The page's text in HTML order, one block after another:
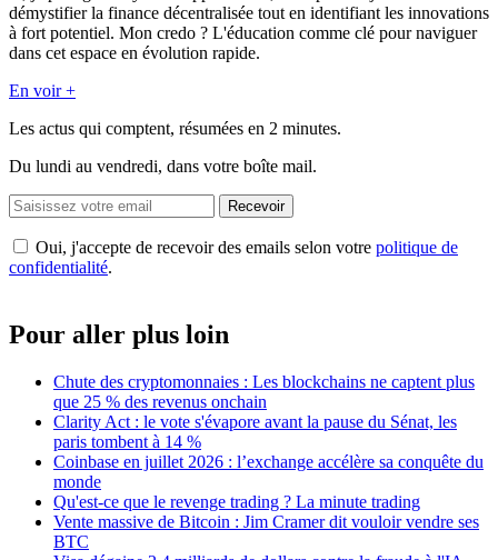
démystifier la finance décentralisée tout en identifiant les innovations
à fort potentiel. Mon credo ? L'éducation comme clé pour naviguer
dans cet espace en évolution rapide.
En voir +
Les actus qui comptent, résumées en 2 minutes.
Du lundi au vendredi, dans votre boîte mail.
Recevoir
Oui, j'accepte de recevoir des emails selon votre politique de
confidentialité.
Pour aller plus loin
Chute des cryptomonnaies : Les blockchains ne captent plus
que 25 % des revenus onchain
Clarity Act : le vote s'évapore avant la pause du Sénat, les
paris tombent à 14 %
Coinbase en juillet 2026 : l’exchange accélère sa conquête du
monde
Qu'est-ce que le revenge trading ? La minute trading
Vente massive de Bitcoin : Jim Cramer dit vouloir vendre ses
BTC